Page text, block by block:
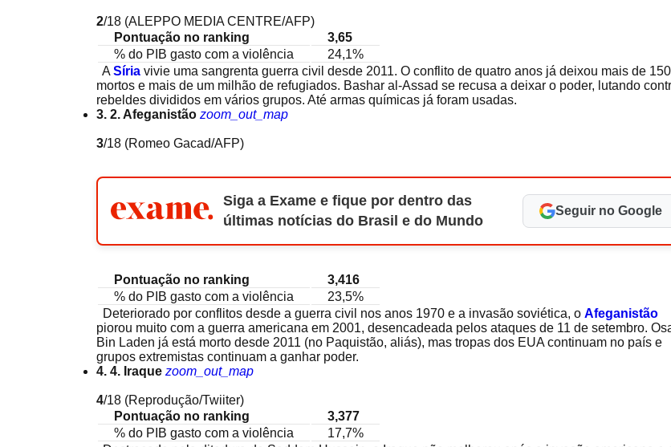
2/18 (ALEPPO MEDIA CENTRE/AFP)
Pontuação no ranking
3,65
% do PIB gasto com a violência
24,1%
A Síria vivie uma sangrenta guerra civil desde 2011. O conflito de quatro anos já deixou mais de 150
mortos e mais de um milhão de refugiados. Bashar al-Assad se recusa a deixar o poder, lutando
rebeldes divididos em vários grupos. Até armas químicas já foram usadas.
3. 2. Afeganistão zoom_out_map
3/18 (Romeo Gacad/AFP)
Siga a Exame e fique por dentro das
últimas notícias do Brasil e do Mundo
Seguir no Google
Pontuação no ranking
3,416
% do PIB gasto com a violência
23,5%
Deteriorado por conflitos desde a guerra civil nos anos 1970 e a invasão soviética, o Afeganistão
piorou muito com a guerra americana em 2001, desencadeada pelos ataques de 11 de setembro.
Bin Laden já está morto desde 2011 (no Paquistão, aliás), mas tropas dos EUA continuam no país e
grupos extremistas continuam a ganhar poder.
4. 4. Iraque zoom_out_map
4/18 (Reprodução/Twiiter)
Pontuação no ranking
3,377
% do PIB gasto com a violência
17,7%